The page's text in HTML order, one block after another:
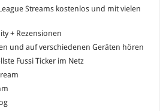
Streams kostenlos und mit vielen
+ Rezensionen
und auf verschiedenen Geräten hören
Fussi Ticker im Netz